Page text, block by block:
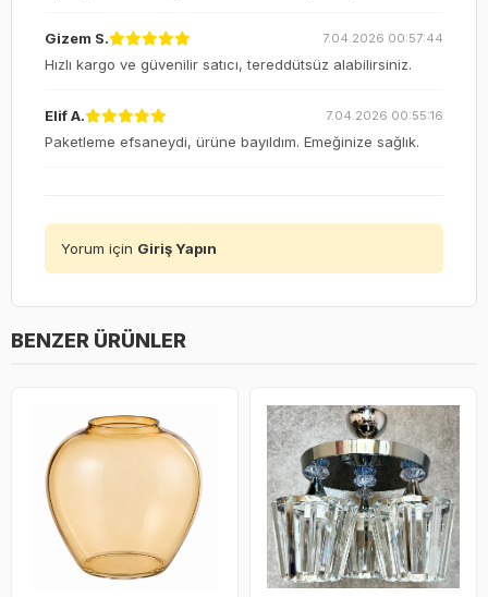
Gizem S. 7.04.2026 00:57:44
Hızlı kargo ve güvenilir satıcı, tereddütsüz alabilirsiniz.
Elif A. 7.04.2026 00:55:16
Paketleme efsaneydi, ürüne bayıldım. Emeğinize sağlık.
Yorum için Giriş Yapın
BENZER ÜRÜNLER